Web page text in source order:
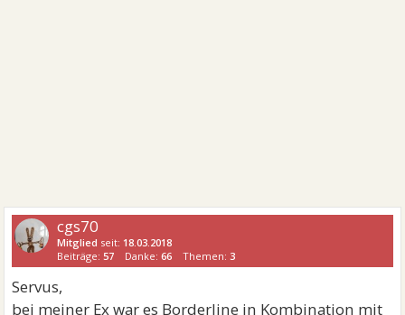
cgs70
Mitglied seit: 18.03.2018
Beiträge:57 Danke:66 Themen:3
Servus,
bei meiner Ex war es Borderline in Kombination mit